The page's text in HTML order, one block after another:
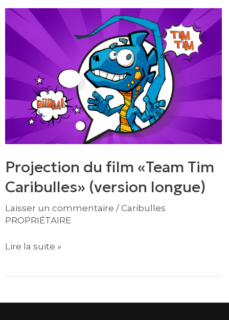
Projection du film «Team Tim
Caribulles» (version longue)
Laisser un commentaire / Caribulles
PROPRIÉTAIRE
Projection
du
«Team
Caribulles»
(version
longue)
Lire la suite »